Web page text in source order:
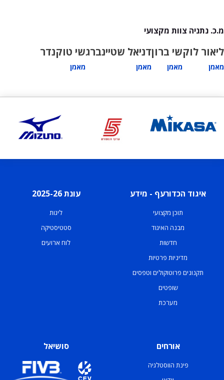
מ.כ. נתניה צוות מקצועי
ליאור לוק
מאמן
שי ברון
מאמן
דניאל שטיינברג
מאמן
שי טוקנדר
מאמן
איגוד הכדורעף - מידע
תוכן מקצועי
מבנה האיגוד
חדשות
מדיניות פרטיות
תקנונים פרוטוקולים וטפסים
שופטים
מערכת
עונת 2025-26
ליגות
סטטיסטיקה
לוח ארועים
אורחים
פינת הווסטלגיה
סושיאל